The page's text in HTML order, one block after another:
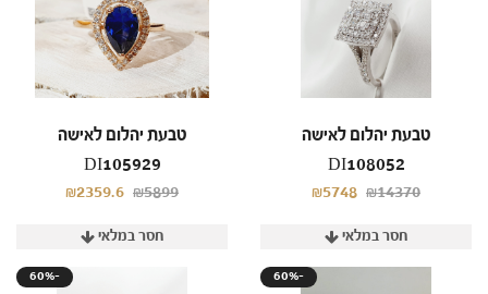
טבעת יהלום לאישה
DI105929
₪2359.6 ₪5899
טבעת יהלום לאישה
DI108052
₪5748 ₪14370
חסר במלאי
60%-
חסר במלאי
60%-